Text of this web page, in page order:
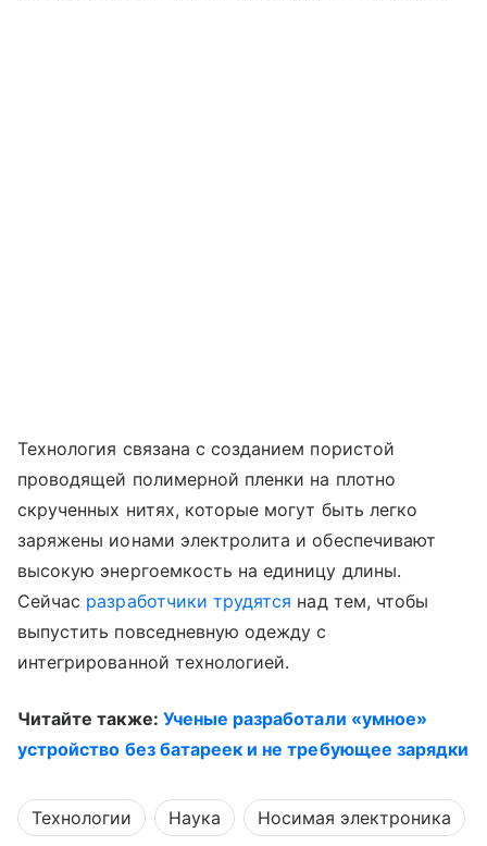
Технология связана с созданием пористой
проводящей полимерной пленки на плотно
скрученных нитях, которые могут быть легко
заряжены ионами электролита и обеспечивают
высокую энергоемкость на единицу длины.
Сейчас разработчики трудятся над тем, чтобы
выпустить повседневную одежду с
интегрированной технологией.
Читайте также: Ученые разработали «умное»
устройство без батареек и не требующее зарядки
Технологии Наука Носимая электроника